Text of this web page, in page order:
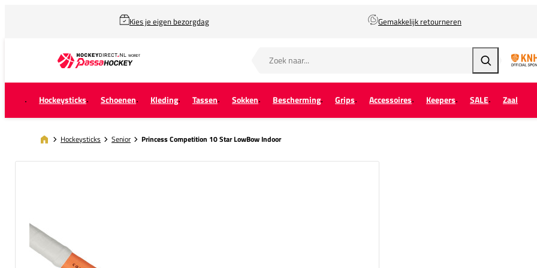
Kies je eigen bezorgdag Gemakkelijk retourneren
Zoeken
Hockeysticks Schoenen Kleding Tassen Sokken Bescherming Grips Accessoires Keepers SALE Zaal
Hockeysticks Senior Princess Competition 10 Star LowBow Indoor